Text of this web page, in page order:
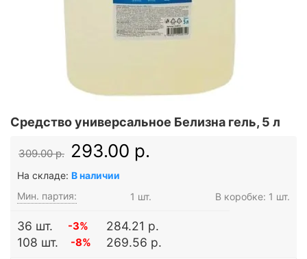
Средство универсальное Белизна гель, 5 л
309.00 р. 293.00 р.
На складе: В наличии
Мин. партия:
1 шт. В коробке: 1 шт.
36 шт. -3%
284.21 р.
108 шт.
-8% 269.56 р.